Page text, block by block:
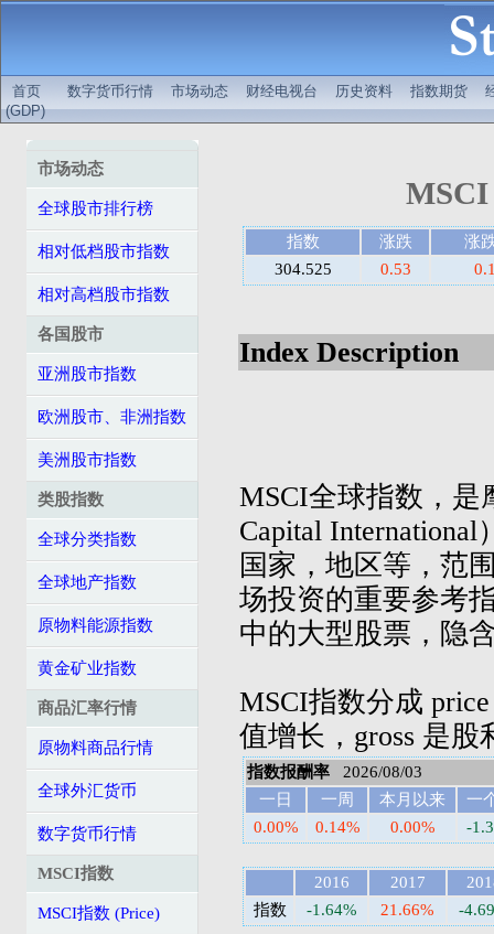
首页 数字货币行情 市场动态 财经电视台 历史资料 指数期货
(GDP)
市场动态
全球股市排行榜
相对低档股市指数
相对高档股市指数
各国股市
亚洲股市指数
欧洲股市、非洲指数
美洲股市指数
类股指数
全球分类指数
全球地产指数
原物料能源指数
黄金矿业指数
商品汇率行情
原物料商品行情
全球外汇货币
数字货币行情
MSCI指数
MSCI指数 (Price)
MSCI
指数 涨跌
涨
304.525
0.53
Index Description
MSCI全球指数，是
Capital
国家，地区等，范
场投资的重要参考
中的大型股票，隐
MSCI指数分成
值增长，gross 是
指数报酬率 2026/08/03
一日
一周 本月以来
一
0.00%
0.14% 0.00% -
2016 2017
指数
-1.64% 21.66% -